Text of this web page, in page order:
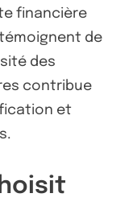
financière
de
des
contribue
et